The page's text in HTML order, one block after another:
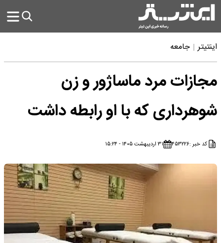
اینتیتر جامعه
مجازات مرد ماساژور و زن
شوهرداری که با او رابطه داشت
کد خبر :۴۵۳۲۲۶ ۳۱ اردیبهشت ۱۴۰۵ - ۱۵:۲۴